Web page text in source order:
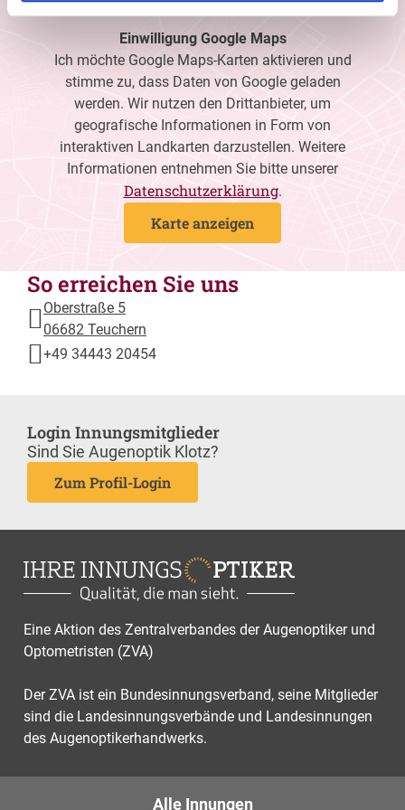
Einwilligung Google Maps
Ich möchte Google Maps-Karten aktivieren und
stimme zu, dass Daten von Google geladen
werden. Wir nutzen den Drittanbieter, um
geografische Informationen in Form von
interaktiven Landkarten darzustellen. Weitere
Informationen entnehmen Sie bitte unserer
Datenschutzerklärung.
Karte anzeigen
So erreichen Sie uns
Oberstraße 5
06682 Teuchern
+49 34443 20454
Login Innungsmitglieder
Sind Sie Augenoptik Klotz?
Zum Profil-Login
Eine Aktion des Zentralverbandes der Augenoptiker und
Optometristen (ZVA)
Der ZVA ist ein Bundesinnungsverband, seine Mitglieder
sind die Landesinnungsverbände und Landesinnungen
des Augenoptikerhandwerks.
Alle Innungen